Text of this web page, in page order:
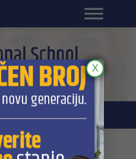
Portal za roditelje
DL platforma
X